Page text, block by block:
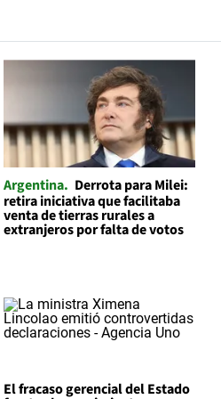
Argentina
Derrota para Milei:
retira iniciativa que facilitaba
venta de tierras rurales a
extranjeros por falta de votos
El fracaso gerencial del Estado